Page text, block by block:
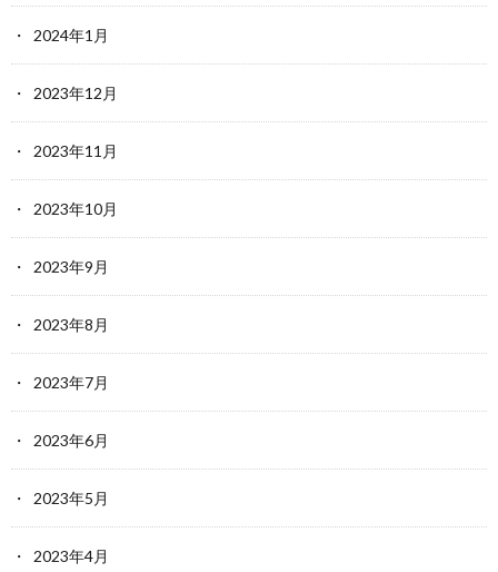
2024年1月
2023年12月
2023年11月
2023年10月
2023年9月
2023年8月
2023年7月
2023年6月
2023年5月
2023年4月